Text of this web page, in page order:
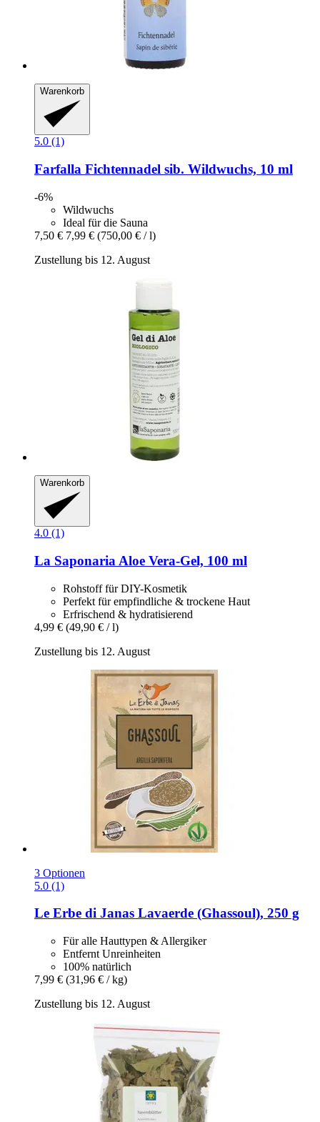
Warenkorb
5.0 (1)
Farfalla Fichtennadel sib. Wildwuchs, 10 ml
-6%
Wildwuchs
Ideal für die Sauna
7,50 € 7,99 € (750,00 € / l)
Zustellung bis 12. August
Warenkorb
4.0 (1)
La Saponaria Aloe Vera-​Gel, 100 ml
Rohstoff für DIY-Kosmetik
Perfekt für empfindliche & trockene Haut
Erfrischend & hydratisierend
4,99 € (49,90 € / l)
Zustellung bis 12. August
3 Optionen
5.0 (1)
Le Erbe di Janas Lavaerde (Ghassoul), 250 g
Für alle Hauttypen & Allergiker
Entfernt Unreinheiten
100% natürlich
7,99 € (31,96 € / kg)
Zustellung bis 12. August